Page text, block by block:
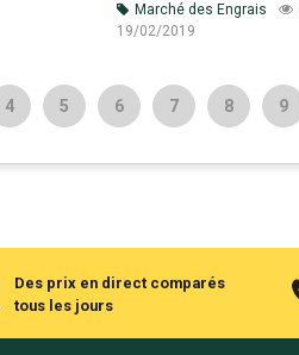
Marché des Engrais
19/02/2019
4 5 6 7 8 9
Des prix en direct comparés
tous les jours